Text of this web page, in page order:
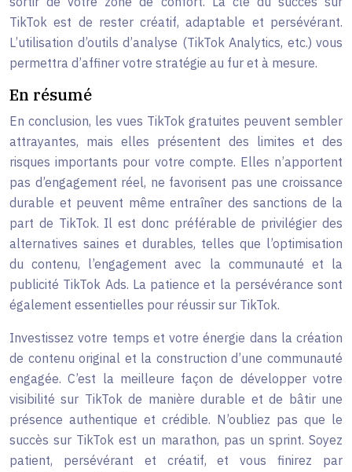
TikTok est de rester créatif, adaptable et persévérant.
L’utilisation d’outils d’analyse (TikTok Analytics, etc.) vous
permettra d’affiner votre stratégie au fur et à mesure.
En résumé
En conclusion, les vues TikTok gratuites peuvent sembler
attrayantes, mais elles présentent des limites et des
risques importants pour votre compte. Elles n’apportent
pas d’engagement réel, ne favorisent pas une croissance
durable et peuvent même entraîner des sanctions de la
part de TikTok. Il est donc préférable de privilégier des
alternatives saines et durables, telles que l’optimisation
du contenu, l’engagement avec la communauté et la
publicité TikTok Ads. La patience et la persévérance sont
également essentielles pour réussir sur TikTok.
Investissez votre temps et votre énergie dans la création
de contenu original et la construction d’une communauté
engagée. C’est la meilleure façon de développer votre
visibilité sur TikTok de manière durable et de bâtir une
présence authentique et crédible. N’oubliez pas que le
succès sur TikTok est un marathon, pas un sprint. Soyez
patient, persévérant et créatif, et vous finirez par